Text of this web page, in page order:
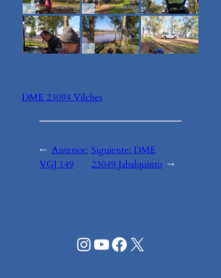
DME 23094 Vilches
← Anterior:
VGJ 149
Siguiente:DME
23049 Jabalquinto →
Instagram
YouTube
Facebook
X